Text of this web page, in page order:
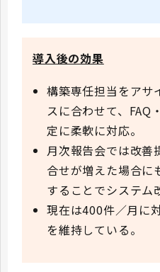
導入後の効果
構築専任担当をアサ
スに合わせて、FAQ
定に柔軟に対応。
月次報告会では改善
合せが増えた場合に
することでシステム
現在は400件／月に
を維持している。